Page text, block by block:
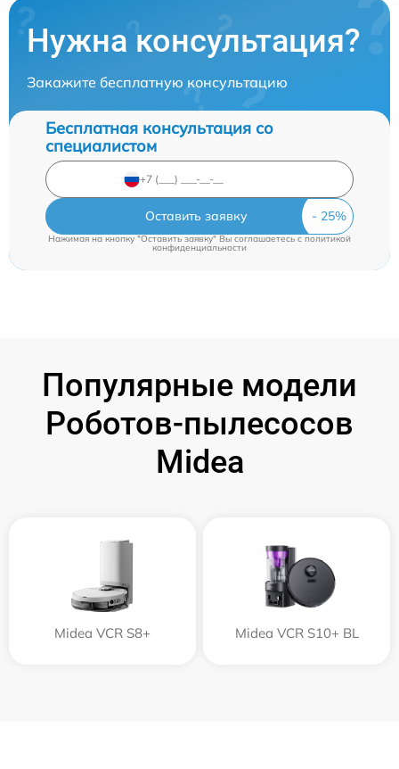
Нужна консультация?
Закажите бесплатную консультацию
Бесплатная консультация со
специалистом
Оставить заявку
Нажимая на кнопку "Оставить заявку" Вы соглашаетесь cполитикой
конфиденциальности
Популярные модели
Роботов-пылесосов
Midea
Midea VCR S8+ Midea VCR S10+ BL